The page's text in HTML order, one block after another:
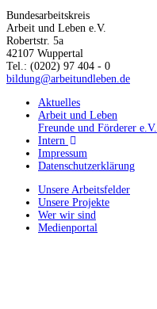
Bundesarbeitskreis
Arbeit und Leben e.V.
Robertstr. 5a
42107 Wuppertal
Tel.: (0202) 97 404 - 0
bildung@arbeitundleben.de
Aktuelles
Arbeit und Leben
Freunde und Förderer e.V.
Intern
Impressum
Datenschutzerklärung
Unsere Arbeitsfelder
Unsere Projekte
Wer wir sind
Medienportal